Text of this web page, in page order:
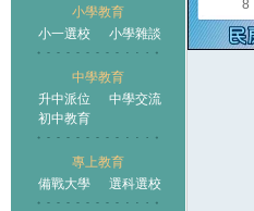
小學教育
小一選校
小學雜談
中學教育
升中派位
中學交流
初中教育
專上教育
備戰大學
選科選校
8